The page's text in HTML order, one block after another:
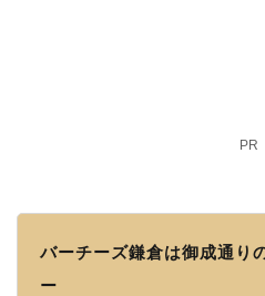
PR
バーチーズ鎌倉は御成通り
ー